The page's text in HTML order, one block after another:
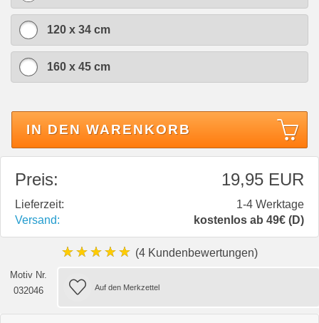
120 x 34 cm
160 x 45 cm
IN DEN WARENKORB
Preis: 19,95 EUR
Lieferzeit:
1-4 Werktage
Versand:
kostenlos ab 49€ (D)
★★★★★ (4 Kundenbewertungen)
Motiv Nr.
032046